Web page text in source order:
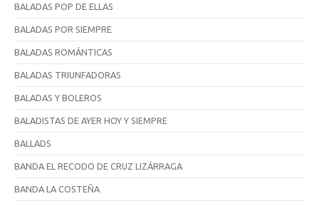
BALADAS POP DE ELLAS
BALADAS POR SIEMPRE
BALADAS ROMÁNTICAS
BALADAS TRIUNFADORAS
BALADAS Y BOLEROS
BALADISTAS DE AYER HOY Y SIEMPRE
BALLADS
BANDA EL RECODO DE CRUZ LIZÁRRAGA
BANDA LA COSTEÑA